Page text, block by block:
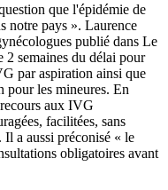
que l'épidémie de
notre pays ». Laurence
publié dans Le
semaines du délai pour
par aspiration ainsi que
pour les mineures. En
aux IVG
facilitées, sans
a aussi préconisé « le
obligatoires avant